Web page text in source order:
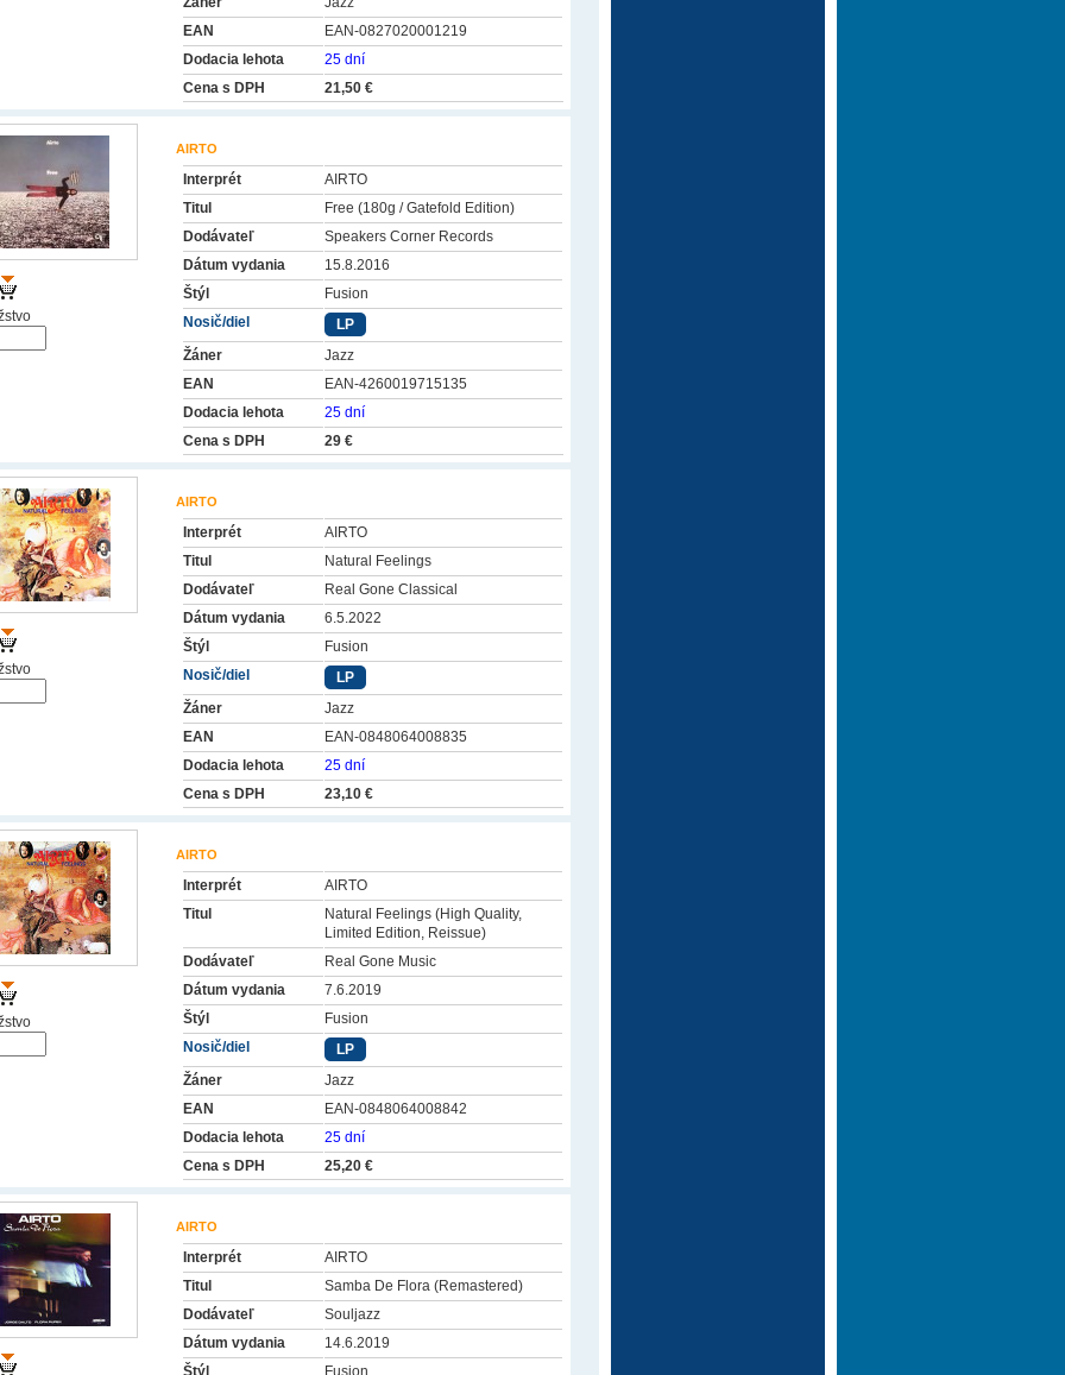
EAN
EAN-0827020001219
Dodacia lehota
25 dní
Cena s DPH
21,50 €
AIRTO
Interprét
AIRTO
Titul
Free (180g / Gatefold Edition)
Dodávateľ
Speakers Corner Records
Dátum vydania
15.8.2016
Štýl
Fusion
Nosič/diel
LP
Žáner
Jazz
EAN
EAN-4260019715135
Dodacia lehota
25 dní
Cena s DPH
29 €
AIRTO
Interprét
AIRTO
Titul
Natural Feelings
Dodávateľ
Real Gone Classical
Dátum vydania
6.5.2022
Štýl
Fusion
Nosič/diel
LP
Žáner
Jazz
EAN
EAN-0848064008835
Dodacia lehota
25 dní
Cena s DPH
23,10 €
AIRTO
Interprét
AIRTO
Titul
Natural Feelings (High Quality,
Limited Edition, Reissue)
Dodávateľ
Real Gone Music
Dátum vydania
7.6.2019
Štýl
Fusion
Nosič/diel
LP
Žáner
Jazz
EAN
EAN-0848064008842
Dodacia lehota
25 dní
Cena s DPH
25,20 €
AIRTO
Interprét
AIRTO
Titul
Samba De Flora (Remastered)
Dodávateľ
Souljazz
Dátum vydania
14.6.2019
Štýl
Fusion